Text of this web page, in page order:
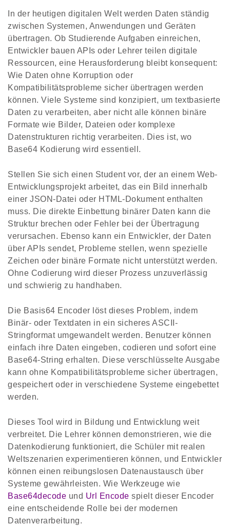
In der heutigen digitalen Welt werden Daten ständig
zwischen Systemen, Anwendungen und Geräten
übertragen. Ob Studierende Aufgaben einreichen,
Entwickler bauen APIs oder Lehrer teilen digitale
Ressourcen, eine Herausforderung bleibt konsequent:
Wie Daten ohne Korruption oder
Kompatibilitätsprobleme sicher übertragen werden
können. Viele Systeme sind konzipiert, um textbasierte
Daten zu verarbeiten, aber nicht alle können binäre
Formate wie Bilder, Dateien oder komplexe
Datenstrukturen richtig verarbeiten. Dies ist, wo
Base64 Kodierung wird essentiell.
Stellen Sie sich einen Student vor, der an einem Web-
Entwicklungsprojekt arbeitet, das ein Bild innerhalb
einer JSON-Datei oder HTML-Dokument enthalten
muss. Die direkte Einbettung binärer Daten kann die
Struktur brechen oder Fehler bei der Übertragung
verursachen. Ebenso kann ein Entwickler, der Daten
über APIs sendet, Probleme stellen, wenn spezielle
Zeichen oder binäre Formate nicht unterstützt werden.
Ohne Codierung wird dieser Prozess unzuverlässig
und schwierig zu handhaben.
Die Basis64 Encoder löst dieses Problem, indem
Binär- oder Textdaten in ein sicheres ASCII-
Stringformat umgewandelt werden. Benutzer können
einfach ihre Daten eingeben, codieren und sofort eine
Base64-String erhalten. Diese verschlüsselte Ausgabe
kann ohne Kompatibilitätsprobleme sicher übertragen,
gespeichert oder in verschiedene Systeme eingebettet
werden.
Dieses Tool wird in Bildung und Entwicklung weit
verbreitet. Die Lehrer können demonstrieren, wie die
Datenkodierung funktioniert, die Schüler mit realen
Weltszenarien experimentieren können, und Entwickler
können einen reibungslosen Datenaustausch über
Systeme gewährleisten. Wie Werkzeuge wie
Base64decode und Url Encode spielt dieser Encoder
eine entscheidende Rolle bei der modernen
Datenverarbeitung.